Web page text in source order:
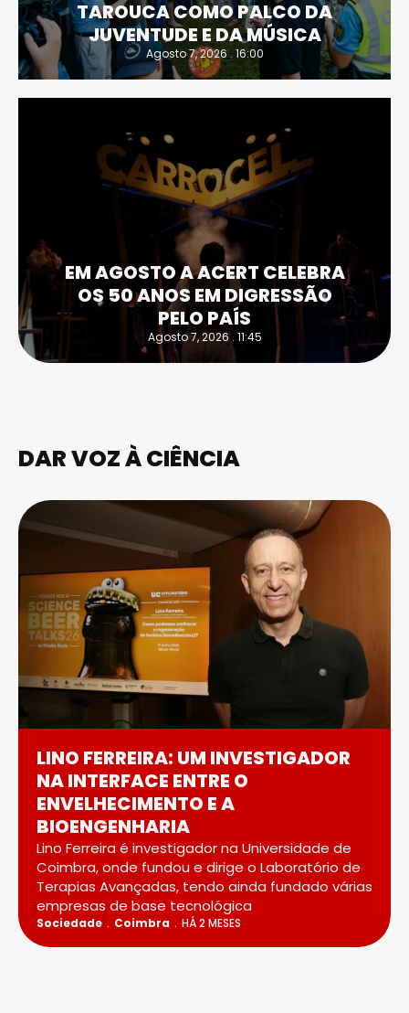
TAROUCA COMO PALCO DA
JUVENTUDE E DA MÚSICA
Agosto 7, 2026 . 16:00
EM AGOSTO A ACERT CELEBRA
OS 50 ANOS EM DIGRESSÃO
PELO PAÍS
Agosto 7, 2026 . 11:45
DAR VOZ À CIÊNCIA
LINO FERREIRA: UM INVESTIGADOR
NA INTERFACE ENTRE O
ENVELHECIMENTO E A
BIOENGENHARIA
Lino Ferreira é investigador na Universidade de
Coimbra, onde fundou e dirige o Laboratório de
Terapias Avançadas, tendo ainda fundado várias
empresas de base tecnológica
Sociedade Coimbra HÁ 2 MESES